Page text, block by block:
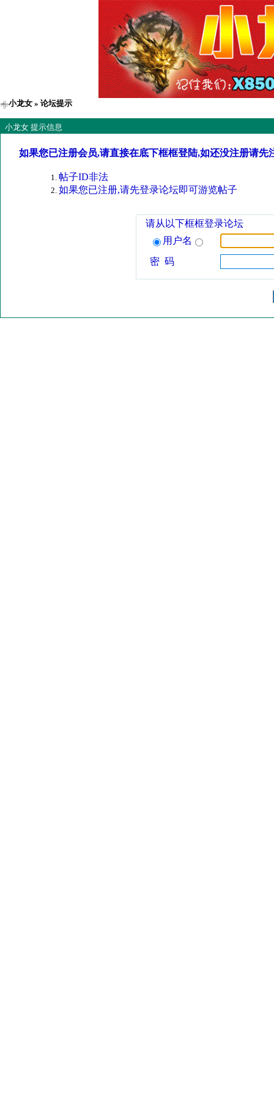
小龙女 » 论坛提示
小龙女 提示信息
如果您已注册会员,请直接在底下框框登陆,如还没注册请先
帖子ID非法
如果您已注册,请先登录论坛即可游览帖子
请从以下框框登录论坛
用户名
密 码